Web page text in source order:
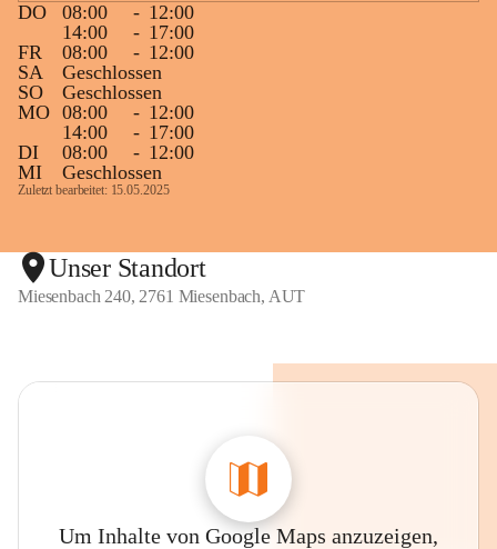
DO
08:00 - 12:00
14:00
- 17:00
FR
08:00 - 12:00
SA
Geschlossen
SO
Geschlossen
MO 08:00 - 12:00
14:00
- 17:00
DI
08:00 - 12:00
MI
Geschlossen
Zuletzt bearbeitet: 15.05.2025
Unser Standort
Miesenbach 240, 2761 Miesenbach, AUT
Um Inhalte von Google Maps anzuzeigen,